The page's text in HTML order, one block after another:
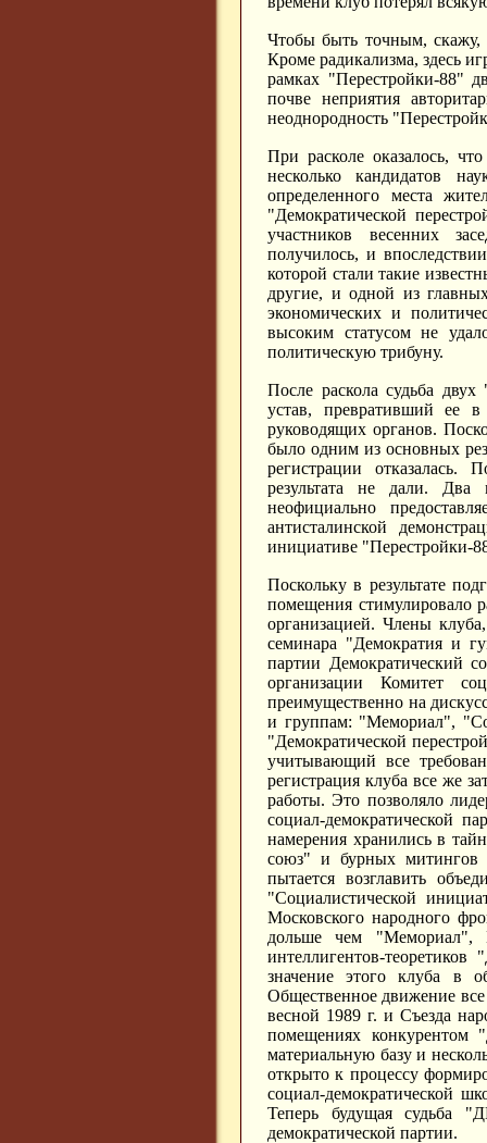
Чтобы быть точным,
Кроме радикализма, здесь
рамках "Перестройки-88"
почве неприятия
неоднородность
При расколе оказалось,
несколько кандидатов
определенного места
"Демократической
участников весенних
получилось, и
которой стали такие
другие, и одной из
экономических и
высоким статусом не
политическую трибуну.
После раскола судьба
устав, превративший ее
руководящих органов.
было одним из основных
регистрации отказалась.
результата не дали. Два
неофициально
антисталинской
инициативе "Перестройки-
Поскольку в результате
помещения стимулировало
организацией. Члены
семинара "Демократия и
партии Демократический
организации Комитет
преимущественно на
и группам: "Мемориал",
"Демократической
учитывающий все
регистрация клуба все же
работы. Это позволяло
социал-демократической
намерения хранились в
союз" и бурных митингов
пытается возглавить
"Социалистической
Московского народного
дольше чем "Мемориал",
интеллигентов-
значение этого клуба в
Общественное движение все
весной 1989 г. и Съезда
помещениях конкурентом
материальную базу и
открыто к процессу
социал-демократической
Теперь будущая судьба
демократической партии.